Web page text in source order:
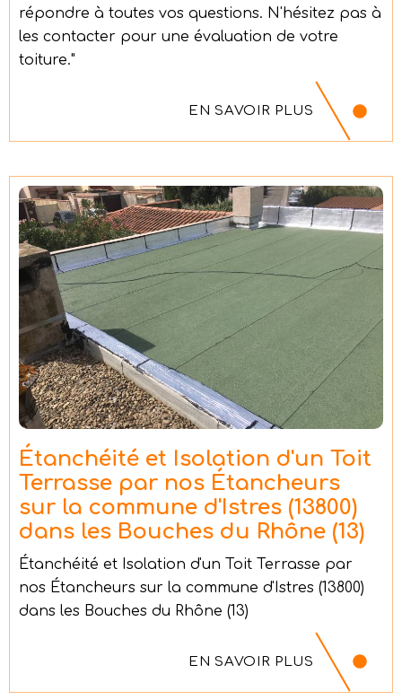
répondre à toutes vos questions. N'hésitez pas à
les contacter pour une évaluation de votre
toiture."
EN SAVOIR PLUS
Étanchéité et Isolation d'un Toit
Terrasse par nos Étancheurs
sur la commune d'Istres (13800)
dans les Bouches du Rhône (13)
Étanchéité et Isolation d'un Toit Terrasse par
nos Étancheurs sur la commune d'Istres (13800)
dans les Bouches du Rhône (13)
EN SAVOIR PLUS